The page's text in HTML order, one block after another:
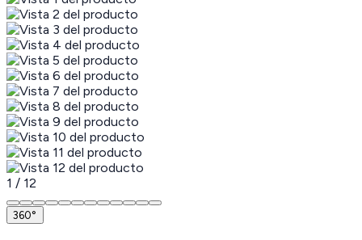
1 / 12
360°